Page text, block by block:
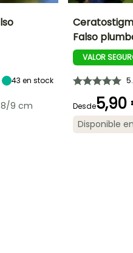
43 en stock
9 cm
madurez
30 cm
Periodo de floración
Falso
VALOR
Desde5,90
Disponible